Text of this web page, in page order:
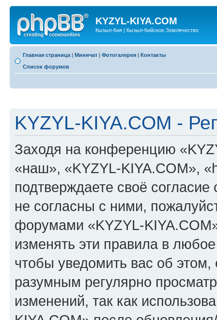
KYZYL-KIYA.COM
Кызыл-Кия | Кызыл-Кийское Землячество
Главная страница | Миничат | Фотогалерея | Контакты
Список форумов
KYZYL-KIYA.COM -
Заходя на конференцию
«наш», «KYZYL-KIYA.COM»,
подтверждаете своё
не согласны с ними,
форумами «KYZYL-
изменять эти правила в
чтобы уведомить вас об
разумным регулярно
изменений, так как